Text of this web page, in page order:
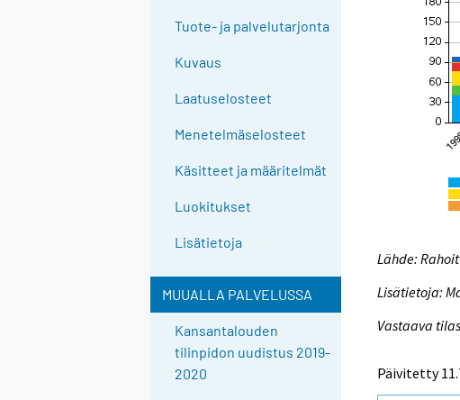
Tuote- ja palvelutarjonta
Kuvaus
Laatuselosteet
Menetelmäselosteet
Käsitteet ja määritelmät
Luokitukset
Lisätietoja
MUUALLA PALVELUSSA
Kansantalouden
tilinpidon uudistus 2019-
2020
Lähde:
Lisätietoja:
Vastaava
Päivitetty